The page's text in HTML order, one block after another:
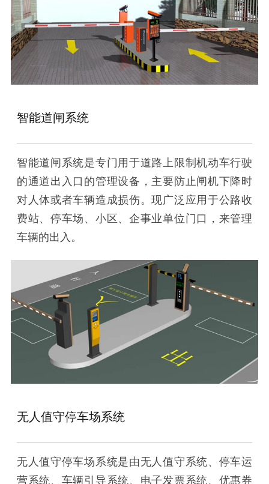
智能道闸系统
智能道闸系统是专门用于道路上限制机动车行驶
的通道出入口的管理设备，主要防止闸机下降时
对人体或者车辆造成损伤。现广泛应用于公路收
费站、停车场、小区、企事业单位门口，来管理
车辆的出入。
无人值守停车场系统
无人值守停车场系统是由无人值守系统、停车运
营系统、车辆引导系统、电子发票系统、优惠券